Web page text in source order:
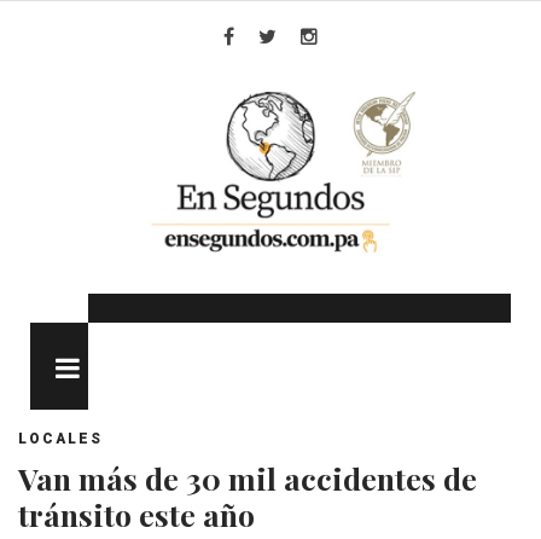
LOCALES
Van más de 30 mil accidentes de
tránsito este año